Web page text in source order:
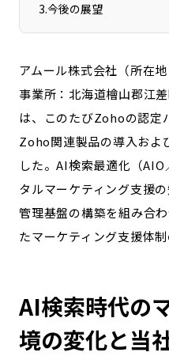
山口エリア
香川エリア
高知エリア
佐賀エリア
熊本エリア
宮崎エリア
沖縄エリア
カテゴリから探す
MILCプロジェクト
Localist
3.今後の展望
アムール株式会社（所在
事業所：北海道檜山郡江
は、このたびZohoの認定
Zoho関連製品の導入およ
した。AI検索最適化（
タルマーケティング支援
管理基盤の構築を組み合
たマーケティング支援体制
AI検索時代の
境の変化と当